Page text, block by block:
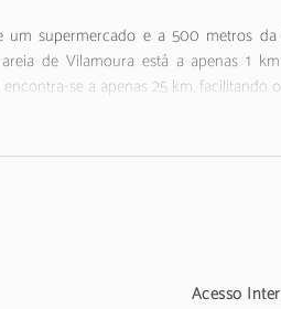
um supermercado e a 500 metros
de Vilamoura está a apenas 1
se a apenas 25 km, facilitando o
varanda e está situado numa
é bastante acolhedor para
Acesso